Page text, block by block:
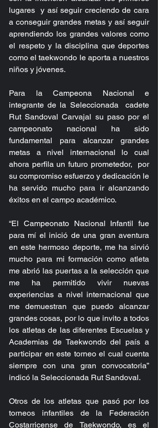
lugares  y así seguir creciendo de cara
a conseguir grandes metas y así seguir
aprendiendo los grandes valores como
el respeto y la disciplina que deportes
como el taekwondo le aporta a nuestros
niños y jóvenes.
Para la Campeona Nacional e
integrante de la Seleccionada  cadete
Rut Sandoval Carvajal su paso por el
campeonato nacional ha sido
fundamental para alcanzar grandes
metas a nivel internacional lo cual
ahora perfila un futuro prometedor,  por
su compromiso esfuerzo y dedicación le
ha servido mucho para ir alcanzando
éxitos en el campo académico.
“El Campeonato Nacional Infantil fue
para mí el inició de una gran aventura
en este hermoso deporte, me ha sirvió
mucho para mi formación como atleta
me abrió las puertas a la selección que
me ha permitido vivir nuevas
experiencias a nivel internacional que
me demuestran que puedo alcanzar
grandes cosas, por lo que invito a todos
los atletas de las diferentes Escuelas y
Academias de Taekwondo del país a
participar en este torneo el cual cuenta
siempre con una gran convocatoria”
indicó la Seleccionada Rut Sandoval.
Otros de los atletas que pasó por los
torneos infantiles de la Federación
Costarricense de Taekwondo, es el